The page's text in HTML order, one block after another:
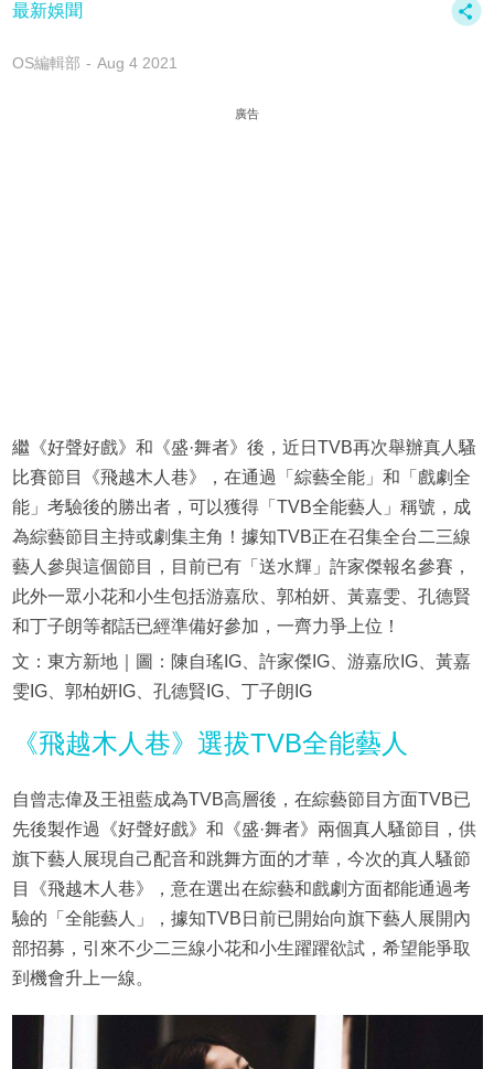
最新娛聞
OS編輯部 Aug 4 2021
廣告
繼《好聲好戲》和《盛·舞者》後，近日TVB再次舉辦真人騷
比賽節目《飛越木人巷》，在通過「綜藝全能」和「戲劇全
能」考驗後的勝出者，可以獲得「TVB全能藝人」稱號，成
為綜藝節目主持或劇集主角！據知TVB正在召集全台二三線
藝人參與這個節目，目前已有「送水輝」許家傑報名參賽，
此外一眾小花和小生包括游嘉欣、郭柏妍、黃嘉雯、孔德賢
和丁子朗等都話已經準備好參加，一齊力爭上位！
文：東方新地｜圖：陳自瑤IG、許家傑IG、游嘉欣IG、黃嘉
雯IG、郭柏妍IG、孔德賢IG、丁子朗IG
《飛越木人巷》選拔TVB全能藝人
自曾志偉及王祖藍成為TVB高層後，在綜藝節目方面TVB已
先後製作過《好聲好戲》和《盛·舞者》兩個真人騷節目，供
旗下藝人展現自己配音和跳舞方面的才華，今次的真人騷節
目《飛越木人巷》，意在選出在綜藝和戲劇方面都能通過考
驗的「全能藝人」，據知TVB日前已開始向旗下藝人展開內
部招募，引來不少二三線小花和小生躍躍欲試，希望能爭取
到機會升上一線。